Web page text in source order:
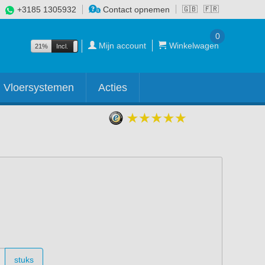
🇬🇧 🇫🇷
+3185 1305932 Contact opnemen
21% Incl. Excl. Mijn account Winkelwagen
0
Vloersystemen Acties
stuks